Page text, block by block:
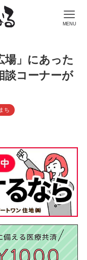
MENU
場」にあった
談コーナーが
まち